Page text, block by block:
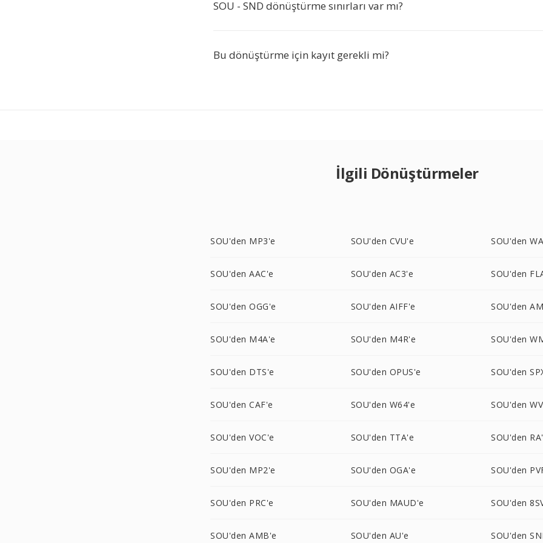
SOU - SND dönüştürme sınırları var mı?
Bu dönüştürme için kayıt gerekli mi?
İlgili Dönüştürmeler
SOU'den MP3'e SOU'den CVU'e SOU'den
SOU'den AAC'e SOU'den AC3'e SOU'den
SOU'den OGG'e SOU'den AIFF'e SOU'den
SOU'den M4A'e SOU'den M4R'e SOU'den
SOU'den DTS'e SOU'den OPUS'e SOU'den
SOU'den CAF'e SOU'den W64'e SOU'den
SOU'den VOC'e SOU'den TTA'e SOU'den
SOU'den MP2'e SOU'den OGA'e SOU'den
SOU'den PRC'e SOU'den MAUD'e SOU'den
SOU'den AMB'e SOU'den AU'e SOU'den